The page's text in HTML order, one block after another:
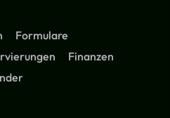
Formulare
Finanzen